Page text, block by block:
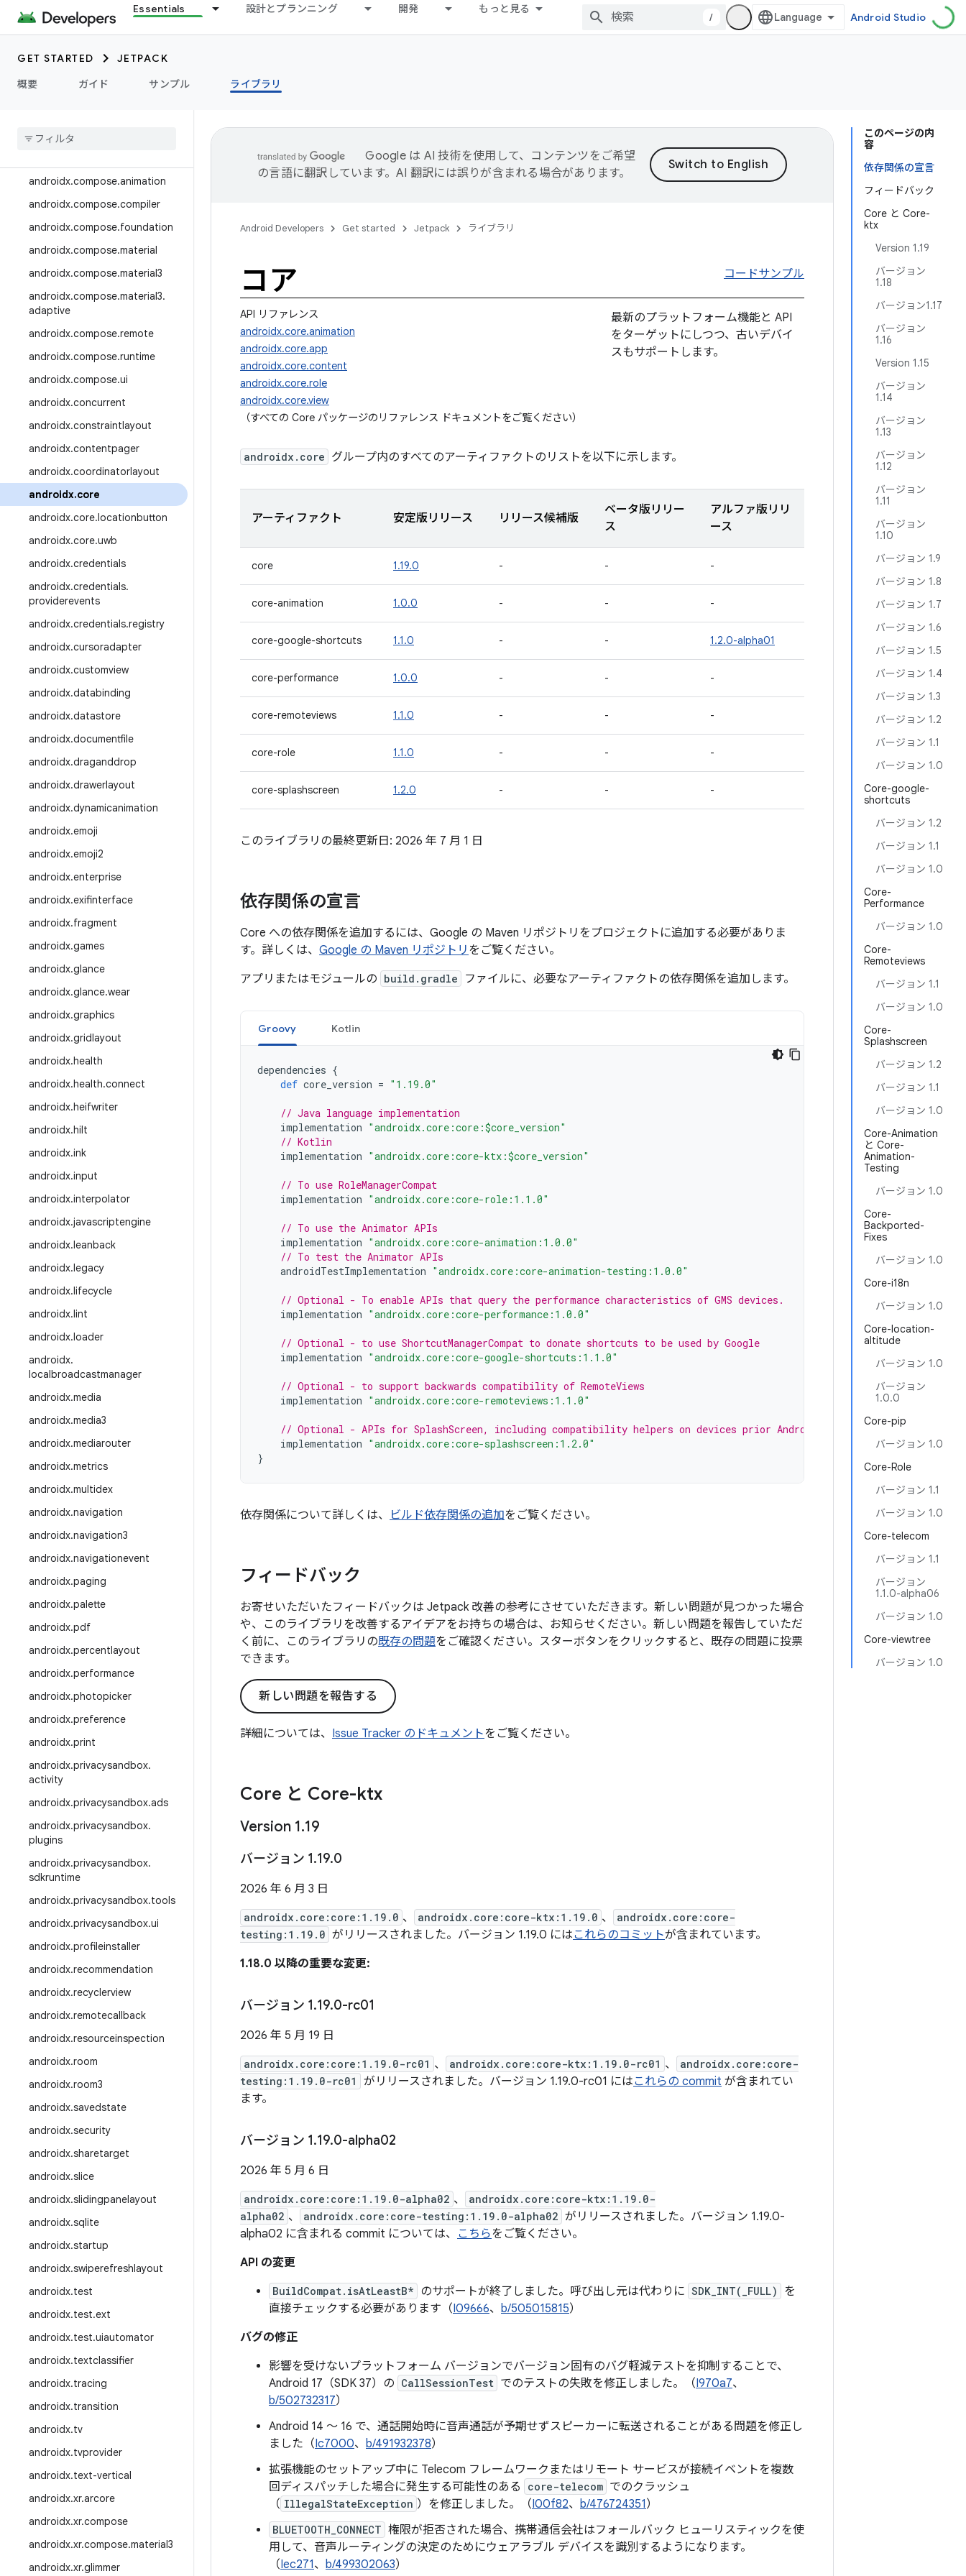
Essentials 設計とプランニング 開発 もっと見る
/ Android Studio
GET STARTED
JETPACK
概要
ガイド サンプル ライブラリ
androidx.camera.media3
androidx.car
androidx.car.app
androidx.
androidx.compose.animation
androidx.compose.compiler
androidx.compose.foundation
androidx.compose.material
androidx.compose.material3
androidx.compose.material3.
adaptive
androidx.compose.remote
androidx.compose.runtime
androidx.compose.ui
androidx.concurrent
androidx.constraintlayout
androidx.contentpager
androidx.coordinatorlayout
androidx.core
androidx.core.locationbutton
androidx.core.uwb
androidx.credentials
androidx.credentials.
providerevents
androidx.credentials.registry
androidx.cursoradapter
androidx.customview
androidx.databinding
androidx.datastore
androidx.documentfile
androidx.draganddrop
androidx.drawerlayout
androidx.dynamicanimation
androidx.emoji
androidx.emoji2
androidx.enterprise
androidx.exifinterface
androidx.fragment
androidx.games
androidx.glance
androidx.glance.wear
androidx.graphics
androidx.gridlayout
androidx.health
androidx.health.connect
androidx.heifwriter
androidx.hilt
androidx.ink
androidx.input
androidx.interpolator
androidx.javascriptengine
androidx.leanback
androidx.legacy
androidx.lifecycle
androidx.lint
androidx.loader
androidx.
localbroadcastmanager
androidx.media
androidx.media3
androidx.mediarouter
androidx.metrics
androidx.multidex
androidx.navigation
androidx.navigation3
androidx.navigationevent
androidx.paging
androidx.palette
androidx.pdf
androidx.percentlayout
androidx.performance
androidx.photopicker
androidx.preference
androidx.print
androidx.privacysandbox.
activity
androidx.privacysandbox.ads
androidx.privacysandbox.
plugins
androidx.privacysandbox.
sdkruntime
androidx.privacysandbox.tools
androidx.privacysandbox.ui
androidx.profileinstaller
androidx.recommendation
androidx.recyclerview
androidx.remotecallback
androidx.resourceinspection
androidx.room
androidx.room3
androidx.savedstate
androidx.security
androidx.sharetarget
androidx.slice
androidx.slidingpanelayout
androidx.sqlite
androidx.startup
androidx.swiperefreshlayout
androidx.test
androidx.test.ext
androidx.test.uiautomator
androidx.textclassifier
androidx.tracing
androidx.transition
androidx.tv
androidx.tvprovider
androidx.text-vertical
androidx.xr.arcore
androidx.xr.compose
androidx.xr.compose.material3
androidx.xr.glimmer
このページの内
容
依存関係の宣言
フィードバック
Core と Core-
ktx
Version 1.19
バージョン
1.18
バージョン1.17
バージョン
1.16
Version 1.15
バージョン
1.14
バージョン
1.13
バージョン
1.12
バージョン
1.11
バージョン
1.10
バージョン 1.9
バージョン 1.8
バージョン 1.7
バージョン 1.6
バージョン 1.5
バージョン 1.4
バージョン 1.3
バージョン 1.2
バージョン 1.1
バージョン 1.0
Core-google-
shortcuts
バージョン 1.2
バージョン 1.1
バージョン 1.0
Core-
Performance
バージョン 1.0
Core-
Remoteviews
バージョン 1.1
バージョン 1.0
Core-
Splashscreen
バージョン 1.2
バージョン 1.1
バージョン 1.0
Core-Animation
と Core-
Animation-
Testing
バージョン 1.0
Core-
Backported-
Fixes
バージョン 1.0
Core-i18n
バージョン 1.0
Core-location-
altitude
バージョン 1.0
バージョン
1.0.0
Core-pip
バージョン 1.0
Core-Role
バージョン 1.1
バージョン 1.0
Core-telecom
バージョン 1.1
バージョン
1.1.0-alpha06
バージョン 1.0
Core-viewtree
バージョン 1.0
Google は AI 技術を使用して、コンテンツをご希望
の言語に翻訳しています。AI 翻訳には誤りが含まれる場合があります。
Android Developers Get started Jetpack ライブラリ
コア コードサンプル
API リファレンス
androidx.core.animation
androidx.core.app
androidx.core.content
androidx.core.role
androidx.core.view
（すべての Core パッケージのリファレンス ドキュメントをご覧ください）
最新のプラットフォーム機能と API
をターゲットにしつつ、古いデバイ
スもサポートします。
androidx.core グループ内のすべてのアーティファクトのリストを以下に示します。
アーティファクト 安定版リリース リリース候補版
ベータ版リリー
ス
アルファ版リリ
ース
core 1.19.0 - - -
core-animation 1.0.0 - - -
core-google-shortcuts 1.1.0 - - 1.2.0-alpha01
core-performance 1.0.0 - - -
core-remoteviews 1.1.0 - - -
core-role 1.1.0 - - -
core-splashscreen 1.2.0 - - -
このライブラリの最終更新日: 2026 年 7 月 1 日
依存関係の宣言
Core への依存関係を追加するには、Google の Maven リポジトリをプロジェクトに追加する必要がありま
す。詳しくは、 Google の Maven リポジトリ をご覧ください。
アプリまたはモジュールの build.gradle ファイルに、必要なアーティファクトの依存関係を追加します。
Groovy Kotlin
dependencies {
def core_version = "1.19.0"
// Java language implementation
implementation "androidx.core:core:$core_version"
// Kotlin
implementation "androidx.core:core-ktx:$core_version"
// To use RoleManagerCompat
implementation "androidx.core:core-role:1.1.0"
// To use the Animator APIs
implementation "androidx.core:core-animation:1.0.0"
// To test the Animator APIs
androidTestImplementation "androidx.core:core-animation-testing:1.0.0"
// Optional - To enable APIs that query the performance characteristics of GMS devices.
implementation "androidx.core:core-performance:1.0.0"
// Optional - to use ShortcutManagerCompat to donate shortcuts to be used by Google
implementation "androidx.core:core-google-shortcuts:1.1.0"
// Optional - to support backwards compatibility of RemoteViews
implementation "androidx.core:core-remoteviews:1.1.0"
// Optional - APIs for SplashScreen, including compatibility helpers on devices prior Android 12
implementation "androidx.core:core-splashscreen:1.2.0"
}
依存関係について詳しくは、 ビルド依存関係の追加をご覧ください。
フィードバック
お寄せいただいたフィードバックは Jetpack 改善の参考にさせていただきます。新しい問題が見つかった場合
や、このライブラリを改善するアイデアをお持ちの場合は、お知らせください。新しい問題を報告していただ
く前に、このライブラリの既存の問題をご確認ください。スターボタンをクリックすると、既存の問題に投票
できます。
新しい問題を報告する
詳細については、 Issue Tracker のドキュメントをご覧ください。
Core と Core-ktx
Version 1.19
バージョン 1.19.0
2026 年 6 月 3 日
androidx.core:core:1.19.0 、 androidx.core:core-ktx:1.19.0 、
androidx.core:core-
testing:1.19.0 がリリースされました。バージョン 1.19.0 にはこれらのコミットが含まれています。
1.18.0 以降の重要な変更:
バージョン 1.19.0-rc01
2026 年 5 月 19 日
androidx.core:core:1.19.0-rc01 、 androidx.core:core-ktx:1.19.0-rc01 、
androidx.core:core-
testing:1.19.0-rc01
がリリースされました。バージョン 1.19.0-rc01 にはこれらの commit が含まれてい
ます。
バージョン 1.19.0-alpha02
2026 年 5 月 6 日
androidx.core:core:1.19.0-alpha02 、
androidx.core:core-ktx:1.19.0-
alpha02 、 androidx.core:core-testing:1.19.0-alpha02 がリリースされました。バージョン 1.19.0-
alpha02 に含まれる commit については、 こちらをご覧ください。
API の変更
BuildCompat.isAtLeastB* のサポートが終了しました。呼び出し元は代わりに SDK_INT(_FULL)
を
直接チェックする必要があります（I09666、 b/505015815）
バグの修正
影響を受けないプラットフォーム バージョンでバージョン固有のバグ軽減テストを抑制することで、
Android 17（SDK 37）の CallSessionTest でのテストの失敗を修正しました。（I970a7、
b/502732317）
Android 14 ～ 16 で、通話開始時に音声通話が予期せずスピーカーに転送されることがある問題を修正し
ました（Ic7000、 b/491932378）
拡張機能のセットアップ中に Telecom フレームワークまたはリモート サービスが接続イベントを複数
回ディスパッチした場合に発生する可能性のある
core-telecom でのクラッシュ
（ IllegalStateException ）を修正しました。（I00f82、 b/476724351）
BLUETOOTH_CONNECT 権限が拒否された場合、携帯通信会社はフォールバック ヒューリスティックを使
用して、音声ルーティングの決定のためにウェアラブル デバイスを識別するようになります。
（Iec271、 b/499302063）